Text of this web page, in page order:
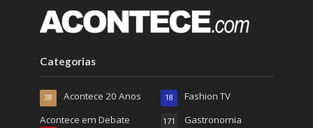
Categorias
Acontece 20 Anos
38
Acontece em Debate
Fashion TV
18
Gastronomia
171